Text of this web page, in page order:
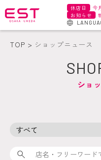
休店日
今
お知らせ
簡体
繁体
TOP ショップニュース
ショ